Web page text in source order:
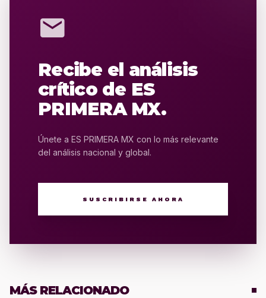
mail
Recibe el análisis
crítico de ES
PRIMERA MX.
Únete a ES PRIMERA MX con lo más relevante
del análisis nacional y global.
SUSCRIBIRSE AHORA
MÁS RELACIONADO